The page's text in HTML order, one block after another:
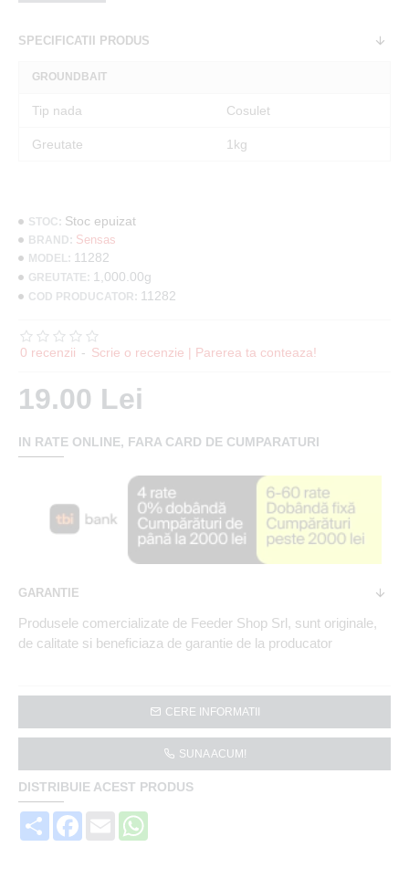
SPECIFICATII PRODUS
GROUNDBAIT
Tip nada Cosulet
Greutate 1kg
STOC: Stoc epuizat
BRAND: Sensas
MODEL: 11282
GREUTATE: 1,000.00g
COD PRODUCATOR: 11282
0 recenzii - Scrie o recenzie | Parerea ta conteaza!
19.00 Lei
CERE INFORMATII
SUNA ACUM!
DISTRIBUIE ACEST PRODUS
Share Facebook
Email
IN RATE ONLINE, FARA CARD DE CUMPARATURI
GARANTIE
Produsele comercializate de Feeder Shop Srl, sunt originale,
de calitate si beneficiaza de garantie de la producator